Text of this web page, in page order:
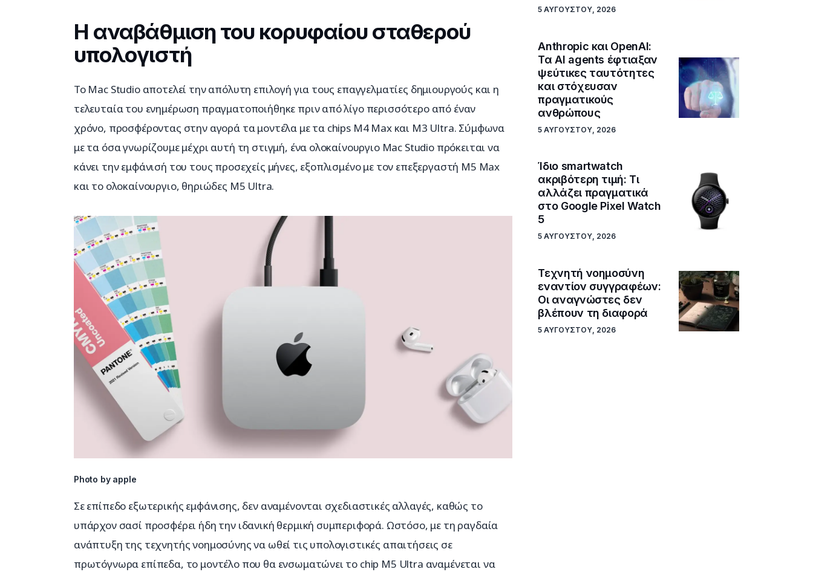
Η αναβάθμιση του κορυφαίου σταθερού
υπολογιστή
Το Mac Studio αποτελεί την απόλυτη επιλογή για τους επαγγελματίες δημιουργούς και η
τελευταία του ενημέρωση πραγματοποιήθηκε πριν από λίγο περισσότερο από έναν
χρόνο, προσφέροντας στην αγορά τα μοντέλα με τα chips M4 Max και M3 Ultra. Σύμφωνα
με τα όσα γνωρίζουμε μέχρι αυτή τη στιγμή, ένα ολοκαίνουργιο Mac Studio πρόκειται να
κάνει την εμφάνισή του τους προσεχείς μήνες, εξοπλισμένο με τον επεξεργαστή M5 Max
και το ολοκαίνουργιο, θηριώδες M5 Ultra.
Photo by apple
Σε επίπεδο εξωτερικής εμφάνισης, δεν αναμένονται σχεδιαστικές αλλαγές, καθώς το
υπάρχον σασί προσφέρει ήδη την ιδανική θερμική συμπεριφορά. Ωστόσο, με τη ραγδαία
ανάπτυξη της τεχνητής νοημοσύνης να ωθεί τις υπολογιστικές απαιτήσεις σε
πρωτόγνωρα επίπεδα, το μοντέλο που θα ενσωματώνει το chip M5 Ultra αναμένεται να
5 ΑΥΓΟΎΣΤΟΥ, 2026
Anthropic και OpenAI:
Τα AI agents έφτιαξαν
ψεύτικες ταυτότητες
και στόχευσαν
πραγματικούς
ανθρώπους
5 ΑΥΓΟΎΣΤΟΥ, 2026
Ίδιο smartwatch
ακριβότερη τιμή: Τι
αλλάζει πραγματικά
στο Google Pixel Watch
5
5 ΑΥΓΟΎΣΤΟΥ, 2026
Τεχνητή νοημοσύνη
εναντίον συγγραφέων:
Οι αναγνώστες δεν
βλέπουν τη διαφορά
5 ΑΥΓΟΎΣΤΟΥ, 2026